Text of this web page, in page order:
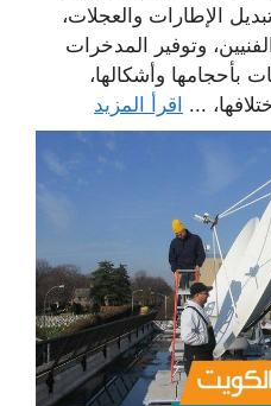
الإطارات والعجلات،
وتوفير المدخرات
بأحجامها وأشكالها،
... اقرأ المزيد